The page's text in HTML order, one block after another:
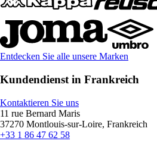
Entdecken Sie alle unsere Marken
Kundendienst in Frankreich
Kontaktieren Sie uns
11 rue Bernard Maris
37270 Montlouis-sur-Loire, Frankreich
+33 1 86 47 62 58